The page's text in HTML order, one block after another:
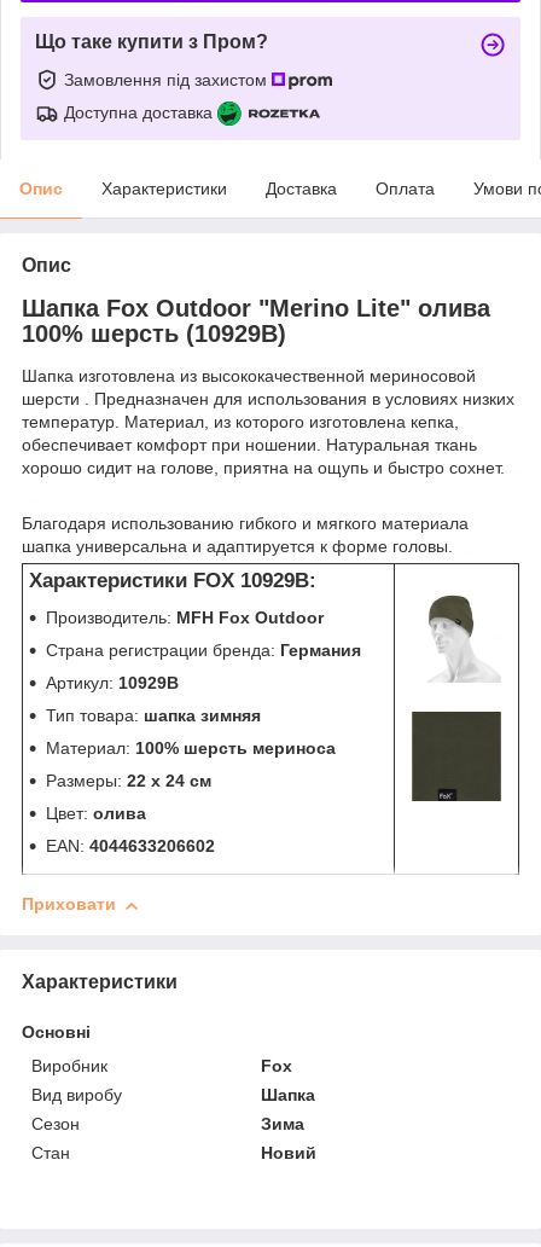
Що таке купити з Пром?
Замовлення під захистом
Доступна доставка
Опис Характеристики Доставка Оплата Умови
Опис
Шапка Fox Outdoor "Merino Lite" олива
100% шерсть (10929B)
Шапка изготовлена из высококачественной мериносовой
шерсти . Предназначен для использования в условиях низких
температур. Материал, из которого изготовлена кепка,
обеспечивает комфорт при ношении. Натуральная ткань
хорошо сидит на голове, приятна на ощупь и быстро сохнет.
Благодаря использованию гибкого и мягкого материала
шапка универсальна и адаптируется к форме головы.
Характеристики FOX 10929B:
Производитель: MFH Fox Outdoor
Страна регистрации бренда: Германия
Артикул: 10929B
Тип товара: шапка зимняя
Материал: 100% шерсть мериноса
Размеры: 22 х 24 см
Цвет: олива
EAN: 4044633206602
Приховати
Характеристики
Основні
Виробник
Fox
Вид виробу
Шапка
Сезон
Зима
Стан
Новий